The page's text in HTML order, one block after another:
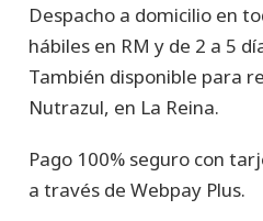
Despacho a domicilio en
hábiles en RM y de 2 a 5
También disponible para
Nutrazul, en La Reina.
Pago 100% seguro con
a través de Webpay Plus.